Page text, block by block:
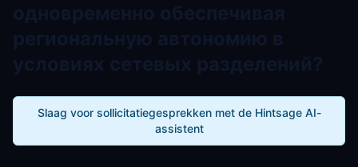
одновременно обеспечивая
региональную автономию в
условиях сетевых разделений?
Slaag voor sollicitatiegesprekken met de Hintsage AI-
assistent